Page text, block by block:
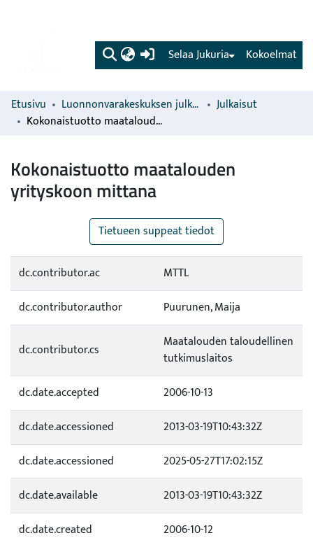
(current) Kokoelmat
Selaa Jukuria
Etusivu Luonnonvarakeskuksen julkaisut
Julkaisut
Kokonaistuotto maatalouden yrityskoon mittana
Kokonaistuotto maatalouden
yrityskoon mittana
Tietueen suppeat tiedot
dc.contributor.ac
MTTL
dc.contributor.author
Puurunen, Maija
dc.contributor.cs
Maatalouden taloudellinen
tutkimuslaitos
dc.date.accepted
2006-10-13
dc.date.accessioned
2013-03-19T10:43:32Z
dc.date.accessioned
2025-05-27T17:02:15Z
dc.date.available
2013-03-19T10:43:32Z
dc.date.created
2006-10-12